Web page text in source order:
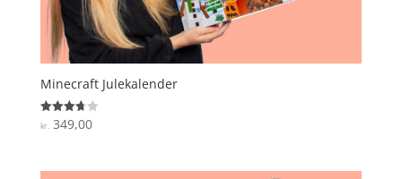
Minecraft Julekalender
Vurderet
3.7
kr.349,00